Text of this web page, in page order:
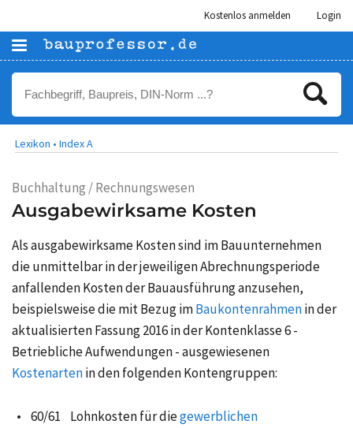
Kostenlos anmelden Login
Lexikon • Index A
Buchhaltung / Rechnungswesen
Ausgabewirksame Kosten
Als ausgabewirksame Kosten sind im Bauunternehmen
die unmittelbar in der jeweiligen Abrechnungsperiode
anfallenden Kosten der Bauausführung anzusehen,
beispielsweise die mit Bezug imBaukontenrahmenin der
aktualisierten Fassung 2016 in der Kontenklasse 6 -
Betriebliche Aufwendungen - ausgewiesenen
Kostenartenin den folgenden Kontengruppen:
• 60/61 Lohnkosten für diegewerblichen